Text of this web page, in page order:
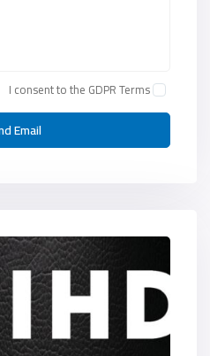
I consent to the GDPR Terms